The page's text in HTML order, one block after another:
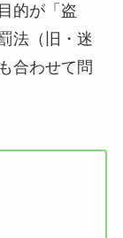
的が「盗
法（旧・迷
合わせて問